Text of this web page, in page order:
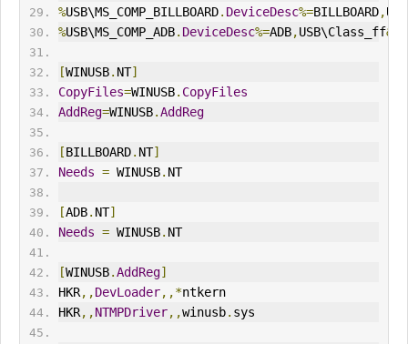
%USB\MS_COMP_BILLBOARD. DeviceDesc%=BILLBOARD,
%USB\MS_COMP_ADB. DeviceDesc%=ADB,USB\Class_ff&
[WINUSB. NT]
CopyFiles=WINUSB. CopyFiles
AddReg=WINUSB.AddReg
[BILLBOARD. NT]
Needs = WINUSB. NT
[ADB. NT]
Needs = WINUSB. NT
[WINUSB.AddReg]
HKR,,DevLoader,,*ntkern
HKR,,NTMPDriver,,winusb. sys